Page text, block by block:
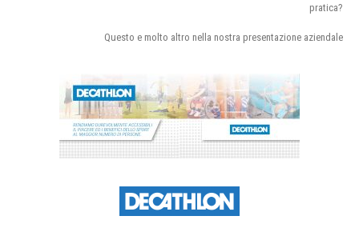
pratica?
Questo e molto altro nella nostra presentazione aziendale